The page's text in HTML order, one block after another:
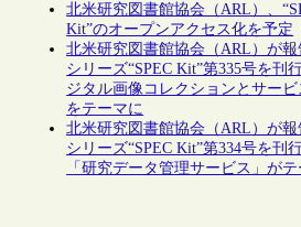
北米研究図書館協会（ARL）、
Kit”のオープンアクセス化を予定
北米研究図書館協会（ARL）が報
シリーズ“SPEC Kit”第335号を刊
ジタル画像コレクションとサービ
をテーマに
北米研究図書館協会（ARL）が報
シリーズ“SPEC Kit”第334号を刊
「研究データ管理サービス」がテ